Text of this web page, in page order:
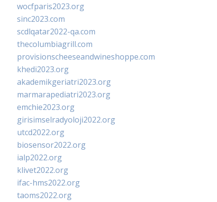
wocfparis2023.org
sinc2023.com
scdlqatar2022-qa.com
thecolumbiagrill.com
provisionscheeseandwineshoppe.com
khedi2023.org
akademikgeriatri2023.org
marmarapediatri2023.org
emchie2023.org
girisimselradyoloji2022.org
utcd2022.org
biosensor2022.org
ialp2022.org
klivet2022.org
ifac-hms2022.org
taoms2022.org